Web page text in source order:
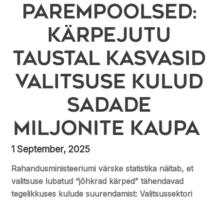
Parempoolsed:
kärpejutu
taustal kasvasid
valitsuse kulud
sadade
miljonite kaupa
1 September, 2025
Rahandusministeeriumi värske statistika näitab, et
valitsuse lubatud “jõhkrad kärped” tähendavad
tegelikkuses kulude suurendamist: Valitsussektori